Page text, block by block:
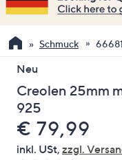
sind,
verwenden
Sie
die
Pfeiltasten
nach
oben
und
nach
unten
Schmuck
Neu
Creolen 25mm
925
Gelöscht
€ 79,99
inkl. USt, zzgl.